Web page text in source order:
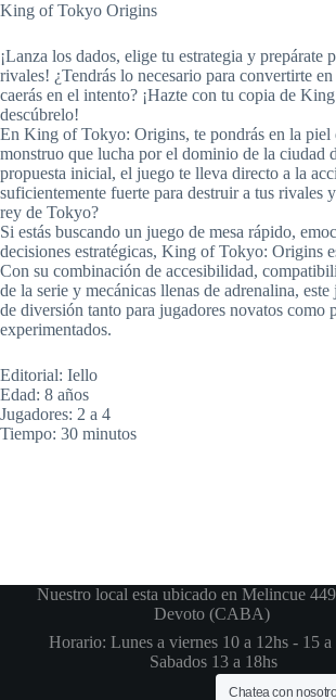
King of Tokyo Origins
¡Lanza los dados, elige tu estrategia y prepárate
rivales! ¿Tendrás lo necesario para convertirte
caerás en el intento? ¡Hazte con tu copia de
descúbrelo!
En King of Tokyo: Origins, te pondrás en la piel
monstruo que lucha por el dominio de la ciudad
propuesta inicial, el juego te lleva directo a la
suficientemente fuerte para destruir a tus rivales
rey de Tokyo?
Si estás buscando un juego de mesa rápido,
decisiones estratégicas, King of Tokyo: Origins
Con su combinación de accesibilidad,
de la serie y mecánicas llenas de adrenalina,
de diversión tanto para jugadores novatos como
experimentados.
Editorial: Iello
Edad: 8 años
Jugadores: 2 a 4
Tiempo: 30 minutos
Nuestro local esta ubicado en Melincue
Devoto (CABA)
Horario: Lunes a viernes 10 a 12hs - 15 a
Sabados 13 a 18hs
Chatea con